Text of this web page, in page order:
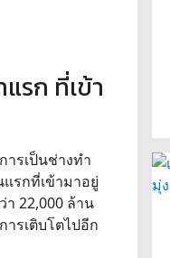
รก ที่เข้า
ารเป็นช่างทำ
รกที่เข้ามาอยู่
22,000 ล้าน
รเติบโตไปอีก